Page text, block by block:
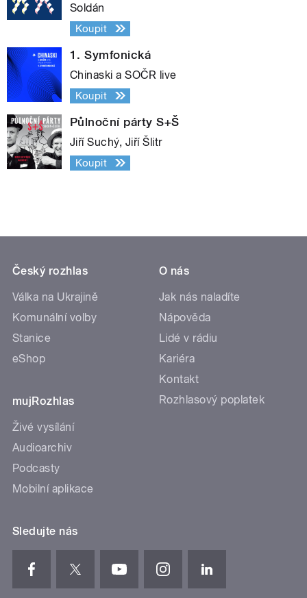
Soldán
Koupit
1. Symfonická
Chinaski a SOČR live
Koupit
Půlnoční párty S+Š
Jiří Suchý, Jiří Šlitr
Koupit
Český rozhlas
Válka na Ukrajině
Komunální volby
Stanice
eShop
mujRozhlas
Živé vysílání
Audioarchiv
Podcasty
Mobilní aplikace
O nás
Jak nás naladíte
Nápověda
Lidé v rádiu
Kariéra
Kontakt
Rozhlasový poplatek
Sledujte nás